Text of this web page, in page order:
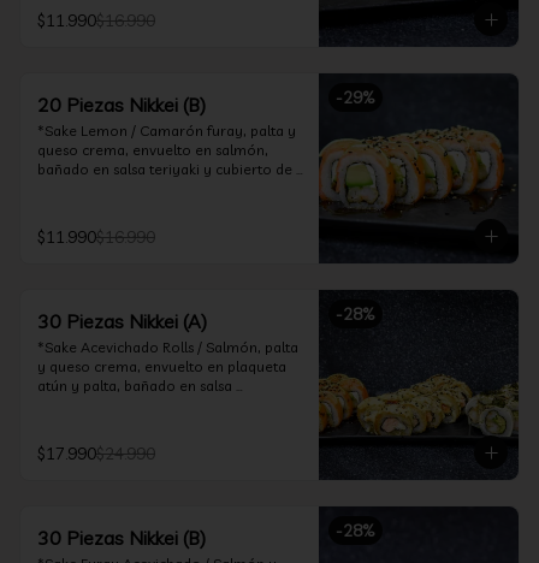
y cebollin, frito en panko cubierto de
ceviche hot.
$11.990$16.990
-29%
20 Piezas Nikkei (B)
*Sake Lemon / Camarón furay, palta y
queso crema, envuelto en salmón,
bañado en salsa teriyaki y cubierto de
*Shrimp Fire Rolls /Palta y camarón
furay, envuelto en queso crema
*Incluye 2 palitos, 2 soya 30ml, 1 salsa
teriyaki 30ml
$11.990$16.990
-28%
30 Piezas Nikkei (A)
*Sake Acevichado Rolls / Salmón, palta
y queso crema, envuelto en plaqueta
atún y palta, bañado en salsa
*Shrimp Fire Rolls / Palta y camarón
furay, envuelto en queso crema
*Almond Furay / Pollo teriyaki, queso
crema y almendras tostadas, frito en
$17.990$24.990
-28%
30 Piezas Nikkei (B)